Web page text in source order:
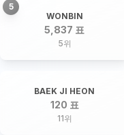
5
WONBIN
5,837 표
5위
BAEK JI HEON
120 표
11위